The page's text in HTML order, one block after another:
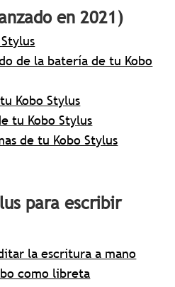
en 2021)
de la batería de tu Kobo
Kobo Stylus
tu Kobo Stylus
de tu Kobo Stylus
para escribir
la escritura a mano
como libreta